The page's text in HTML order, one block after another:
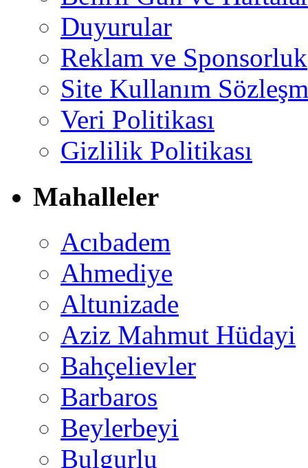
Duyurular
Reklam ve Sponsorluk
Site Kullanım
Veri Politikası
Gizlilik Politikası
Mahalleler
Acıbadem
Ahmediye
Altunizade
Aziz Mahmut Hüdayi
Bahçelievler
Barbaros
Beylerbeyi
Bulgurlu